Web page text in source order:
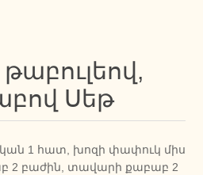
Սեթ
1 հատ, խոզի փափուկ միս
2 բաժին, տավարի քաբաբ 2